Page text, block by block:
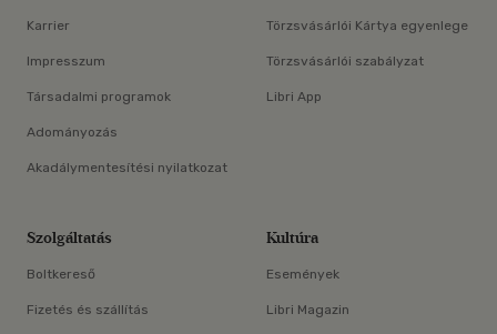
Karrier
Impresszum
Társadalmi programok
Adományozás
Akadálymentesítési nyilatkozat
Törzsvásárlói Kártya egyenlege
Törzsvásárlói szabályzat
Libri App
Szolgáltatás
Boltkereső
Fizetés és szállítás
Kultúra
Események
Libri Magazin